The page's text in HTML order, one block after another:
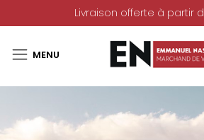
Livraison offerte à partir